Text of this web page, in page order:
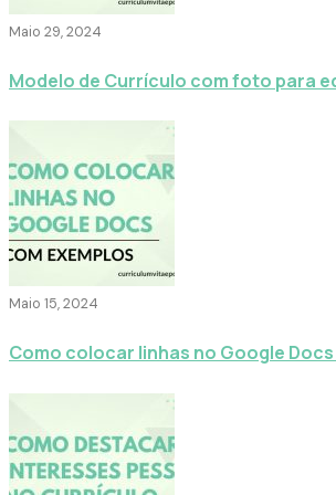
Maio 29, 2024
Modelo de Currículo com foto para
Maio 15, 2024
Como colocar linhas no Google